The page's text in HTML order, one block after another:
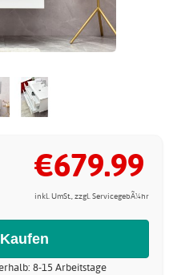
€679.99
inkl. UmSt., zzgl. ServicegebÃ¼hr
8-15 Arbeitstage